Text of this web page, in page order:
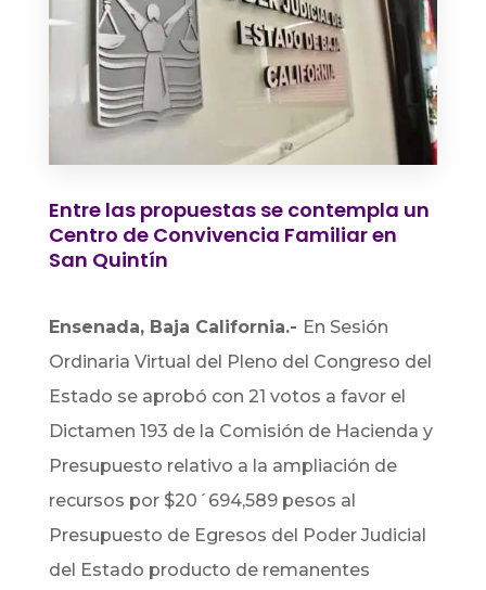
Entre las propuestas se contempla un
Centro de Convivencia Familiar en
San Quintín
Ensenada, Baja California.- En Sesión
Ordinaria Virtual del Pleno del Congreso del
Estado se aprobó con 21 votos a favor el
Dictamen 193 de la Comisión de Hacienda y
Presupuesto relativo a la ampliación de
recursos por $20´694,589 pesos al
Presupuesto de Egresos del Poder Judicial
del Estado producto de remanentes